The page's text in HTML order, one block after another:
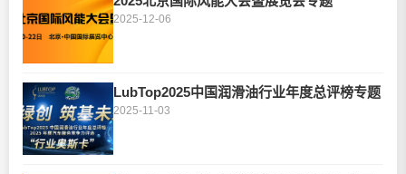
2025-12-06
LubTop2025中国润滑油行业年度总评榜专题
2025-11-03